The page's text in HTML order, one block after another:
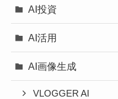
AI投資
AI活用
AI画像生成
VLOGGER AI